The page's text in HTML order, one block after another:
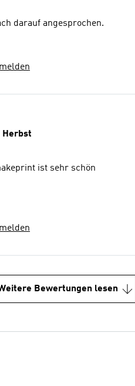
darauf angesprochen.
Herbst
ist sehr schön
Bewertungen lesen